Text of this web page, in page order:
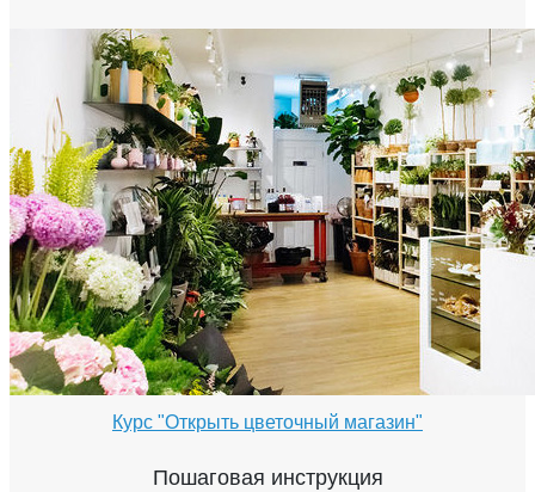
Курс "Открыть цветочный магазин"
Пошаговая инструкция